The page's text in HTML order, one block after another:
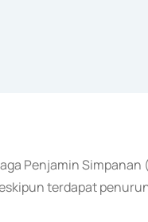
Penjamin
terdapat